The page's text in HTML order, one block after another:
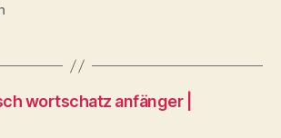
wortschatz anfänger |